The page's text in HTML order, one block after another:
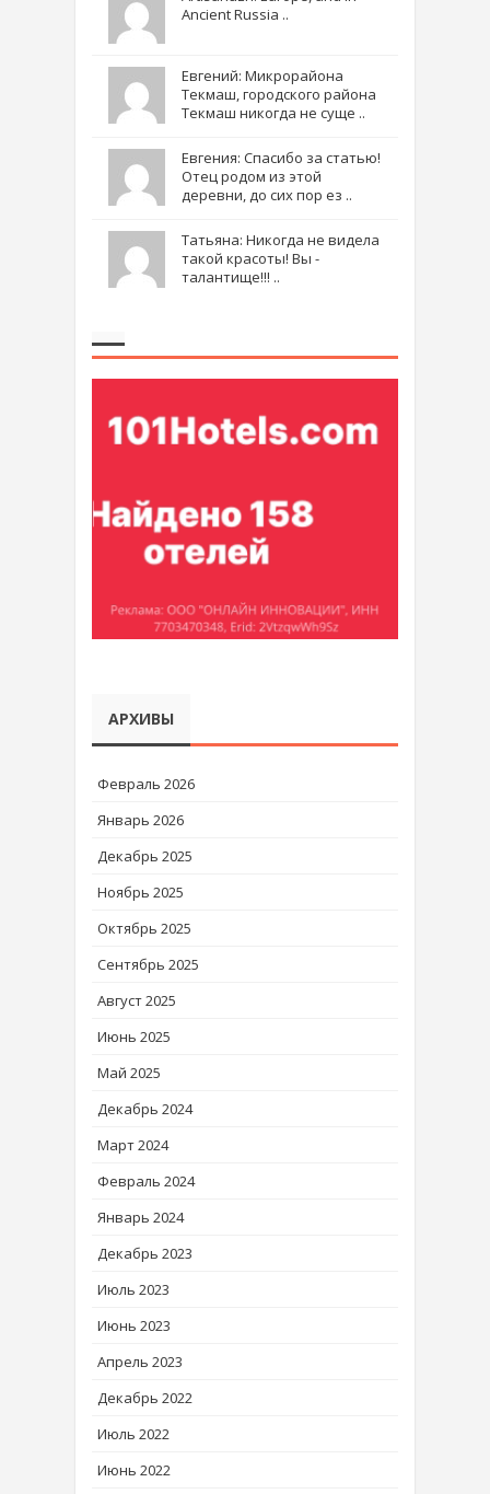
Ancient Russia ..
Евгений: Микрорайона
Текмаш, городского района
Текмаш никогда не суще ..
Евгения: Спасибо за статью!
Отец родом из этой
деревни, до сих пор ез ..
Татьяна: Никогда не видела
такой красоты! Вы -
талантище!!! ..
АРХИВЫ
Февраль 2026
Январь 2026
Декабрь 2025
Ноябрь 2025
Октябрь 2025
Сентябрь 2025
Август 2025
Июнь 2025
Май 2025
Декабрь 2024
Март 2024
Февраль 2024
Январь 2024
Декабрь 2023
Июль 2023
Июнь 2023
Апрель 2023
Декабрь 2022
Июль 2022
Июнь 2022